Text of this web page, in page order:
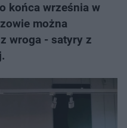
końca września w
można
wroga - satyry z